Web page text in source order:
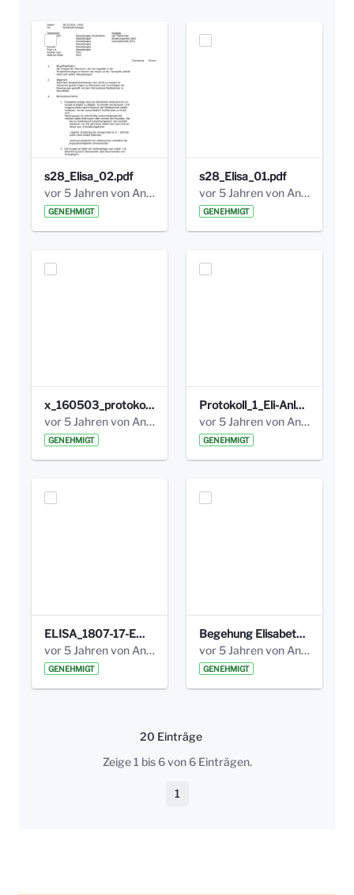
s28_Elisa_02.pdf
vor 5 Jahren von Anni Schlumberger
GENEHMIGT
s28_Elisa_01.pdf
vor 5 Jahren von Anni Schlumberger
GENEHMIGT
x_160503_protokoll_infoabend.pdf
vor 5 Jahren von Anni Schlumberger
GENEHMIGT
Protokoll_1_Eli-Anlage_final.pdf
vor 5 Jahren von Anni Schlumberger
GENEHMIGT
ELISA_1807-17-EW_BEZIRK-kl_compressed.pdf
vor 5 Jahren von Anni Schlumberger
GENEHMIGT
Begehung Elisabethenanlage 1.8.17_Protokoll .pdf
vor 5 Jahren von Anni Schlumberger
GENEHMIGT
20 Einträge
Pro Seite
Zeige 1 bis 6 von 6 Einträgen.
Seite
1